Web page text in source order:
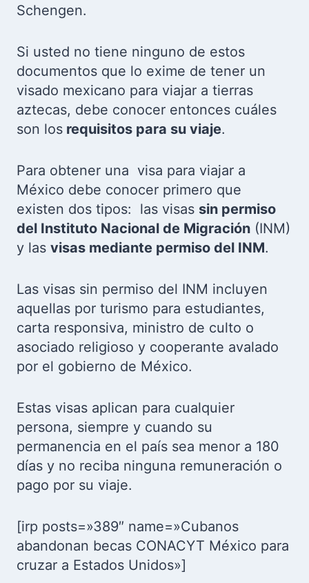
Schengen.
Si usted no tiene ninguno de estos
documentos que lo exime de tener un
visado mexicano para viajar a tierras
aztecas, debe conocer entonces cuáles
son los requisitos para su viaje.
Para obtener una visa para viajar a
México debe conocer primero que
existen dos tipos: las visas sin permiso
del Instituto Nacional de Migración (INM)
y las visas mediante permiso del INM.
Las visas sin permiso del INM incluyen
aquellas por turismo para estudiantes,
carta responsiva, ministro de culto o
asociado religioso y cooperante avalado
por el gobierno de México.
Estas visas aplican para cualquier
persona, siempre y cuando su
permanencia en el país sea menor a 180
días y no reciba ninguna remuneración o
pago por su viaje.
[irp posts=»389″ name=»Cubanos
abandonan becas CONACYT México para
cruzar a Estados Unidos»]